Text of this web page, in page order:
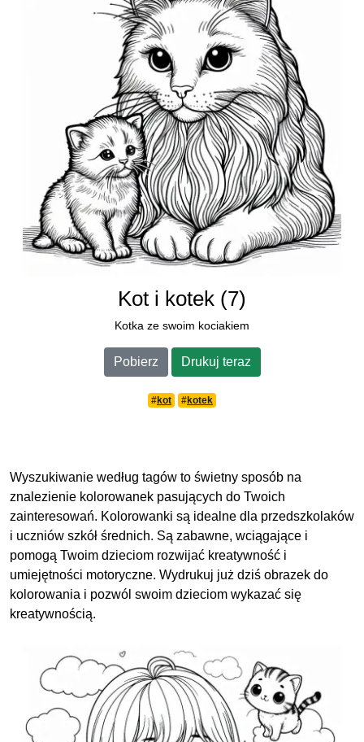
Kot i kotek (7)
Kotka ze swoim kociakiem
Pobierz Drukuj teraz
#kot #kotek
Wyszukiwanie według tagów to świetny sposób na
znalezienie kolorowanek pasujących do Twoich
zainteresowań. Kolorowanki są idealne dla przedszkolaków
i uczniów szkół średnich. Są zabawne, wciągające i
pomogą Twoim dzieciom rozwijać kreatywność i
umiejętności motoryczne. Wydrukuj już dziś obrazek do
kolorowania i pozwól swoim dzieciom wykazać się
kreatywnością.